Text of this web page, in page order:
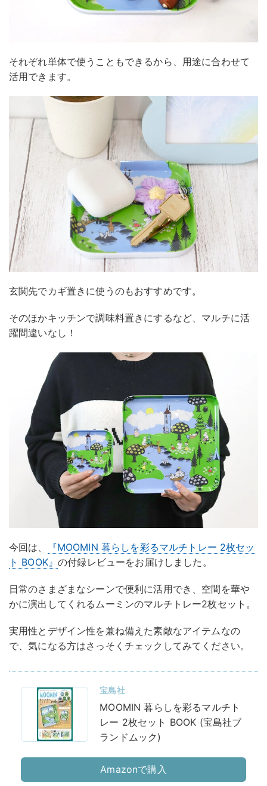
それぞれ単体で使うこともできるから、用途に合わせて
活用できます。
玄関先でカギ置きに使うのもおすすめです。
そのほかキッチンで調味料置きにするなど、マルチに活
躍間違いなし！
今回は、
『MOOMIN 暮らしを彩るマルチトレー 2枚セッ
ト BOOK』の付録レビューをお届けしました。
日常のさまざまなシーンで便利に活用でき、空間を華や
かに演出してくれるムーミンのマルチトレー2枚セット。
実用性とデザイン性を兼ね備えた素敵なアイテムなの
で、気になる方はさっそくチェックしてみてください。
宝島社
MOOMIN 暮らしを彩るマルチト
レー 2枚セット BOOK (宝島社ブ
ランドムック)
Amazonで購入